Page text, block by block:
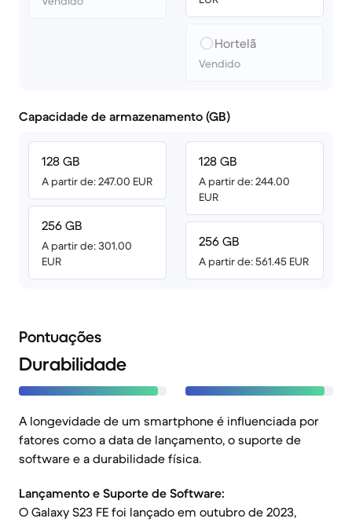
Hortelã
Vendido
Capacidade de armazenamento (GB)
128 GB
A partir de: 247.00 EUR
256 GB
A partir de: 301.00
EUR
128 GB
A partir de: 244.00
EUR
256 GB
A partir de: 561.45 EUR
Pontuações
Durabilidade
A longevidade de um smartphone é influenciada por
fatores como a data de lançamento, o suporte de
software e a durabilidade física.
Lançamento e Suporte de Software:
O Galaxy S23 FE foi lançado em outubro de 2023,